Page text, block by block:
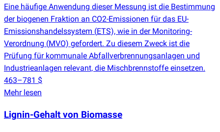
Eine häufige Anwendung dieser Messung ist die Bestimmung
der biogenen Fraktion an CO2-Emissionen für das EU-
Emissionshandelssystem (ETS), wie in der Monitoring-
Verordnung (MVO) gefordert. Zu diesem Zweck ist die
Prüfung für kommunale Abfallverbrennungsanlagen und
Industrieanlagen relevant, die Mischbrennstoffe einsetzen.
463–781 $
Mehr lesen
Lignin-Gehalt von Biomasse